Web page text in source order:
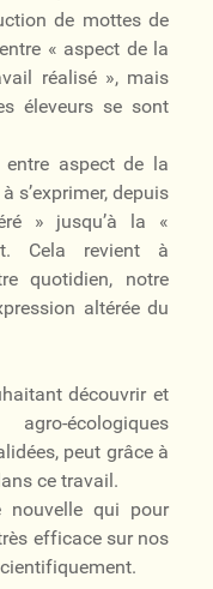
de mottes de
« aspect de la
réalisé », mais
éleveurs se sont
entre aspect de la
s’exprimer, depuis
» jusqu’à la «
Cela revient à
quotidien, notre
altérée du
découvrir et
écologiques
peut grâce à
ce travail.
nouvelle qui pour
efficace sur nos